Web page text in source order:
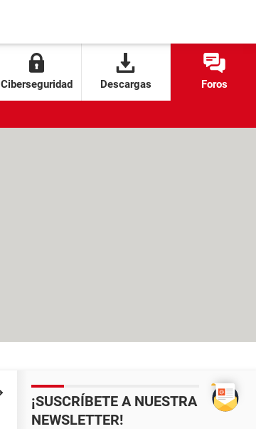
Ciberseguridad Descargas Foros
¡SUSCRÍBETE A NUESTRA
NEWSLETTER!